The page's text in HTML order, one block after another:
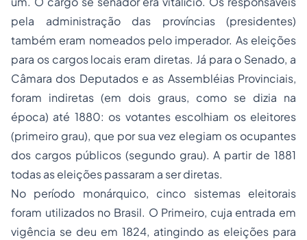
pela administração das províncias (presidentes)
também eram nomeados pelo imperador. As eleições
para os cargos locais eram diretas. Já para o Senado, a
Câmara dos Deputados e as Assembléias Provinciais,
foram indiretas (em dois graus, como se dizia na
época) até 1880: os votantes escolhiam os eleitores
(primeiro grau), que por sua vez elegiam os ocupantes
dos cargos públicos (segundo grau). A partir de 1881
todas as eleições passaram a ser diretas.
No período monárquico, cinco sistemas eleitorais
foram utilizados no Brasil. O Primeiro, cuja entrada em
vigência se deu em 1824, atingindo as eleições para